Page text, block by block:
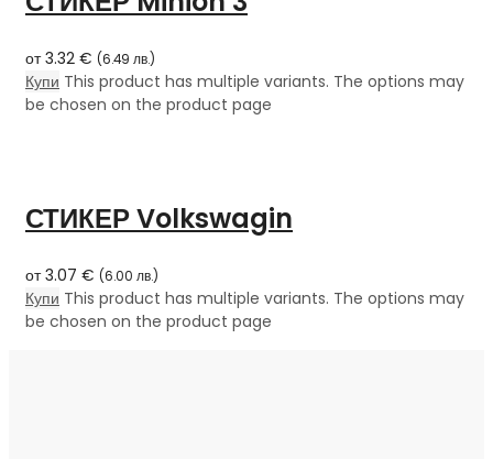
от3.32 € (6.49 лв.)
Купи This product has multiple variants. The options may
be chosen on the product page
СТИКЕР Volkswagin
от3.07 € (6.00 лв.)
Купи This product has multiple variants. The options may
be chosen on the product page